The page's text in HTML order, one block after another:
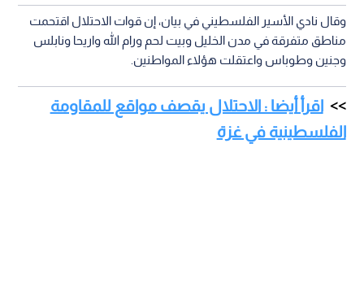
وقال نادي الأسير الفلسطيني في بيان، إن قوات الاحتلال اقتحمت
مناطق متفرقة في مدن الخليل وبيت لحم ورام الله واريحا ونابلس
وجنين وطوباس واعتقلت هؤلاء المواطنين.
اقرأ أيضا : الاحتلال يقصف مواقع للمقاومة
الفلسطينية في غزة